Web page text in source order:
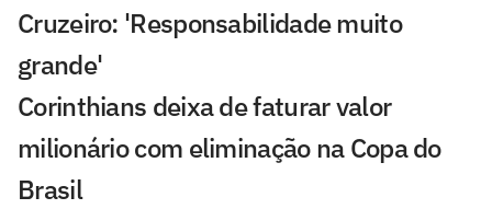
Cruzeiro: 'Responsabilidade muito
grande'
Corinthians deixa de faturar valor
milionário com eliminação na Copa do
Brasil